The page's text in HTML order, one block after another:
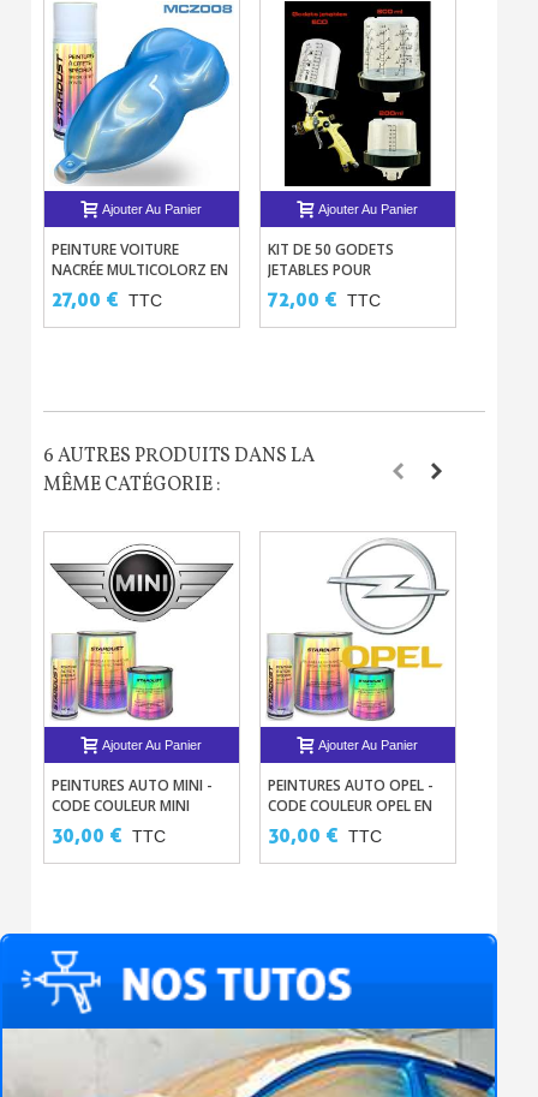
Ajouter Au Panier
PEINTURE VOITURE
NACRÉE MULTICOLORZ EN
AÉROSOL 400ML
27,00 € TTC
Ajouter Au Panier
KIT DE 50 GODETS
JETABLES POUR
PISTOLETS EN 200ML OU
600ML
72,00 € TTC
6 AUTRES PRODUITS DANS LA
MÊME CATÉGORIE :
Ajouter Au Panier
PEINTURES AUTO MINI -
CODE COULEUR MINI
COOPER EN BASE À VERNIR
SOLVANTÉE
30,00 € TTC
Ajouter Au Panier
PEINTURES AUTO OPEL -
CODE COULEUR OPEL EN
BASE À VERNIR
SOLVANTÉE
30,00 € TTC